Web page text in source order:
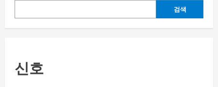
검색
신호